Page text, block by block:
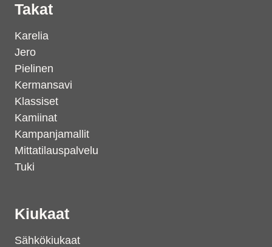
Takat
Karelia
Jero
Pielinen
Kermansavi
Klassiset
Kamiinat
Kampanjamallit
Mittatilauspalvelu
Tuki
Kiukaat
Sähkökiukaat